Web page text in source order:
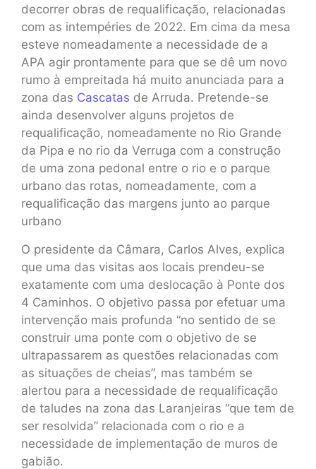
decorrer obras de requalificação, relacionadas
com as intempéries de 2022. Em cima da mesa
esteve nomeadamente a necessidade de a
APA agir prontamente para que se dê um novo
rumo à empreitada há muito anunciada para a
zona das Cascatas de Arruda. Pretende-se
ainda desenvolver alguns projetos de
requalificação, nomeadamente no Rio Grande
da Pipa e no rio da Verruga com a construção
de uma zona pedonal entre o rio e o parque
urbano das rotas, nomeadamente, com a
requalificação das margens junto ao parque
urbano
O presidente da Câmara, Carlos Alves, explica
que uma das visitas aos locais prendeu-se
exatamente com uma deslocação à Ponte dos
4 Caminhos. O objetivo passa por efetuar uma
intervenção mais profunda “no sentido de se
construir uma ponte com o objetivo de se
ultrapassarem as questões relacionadas com
as situações de cheias”, mas também se
alertou para a necessidade de requalificação
de taludes na zona das Laranjeiras “que tem de
ser resolvida” relacionada com o rio e a
necessidade de implementação de muros de
gabião.